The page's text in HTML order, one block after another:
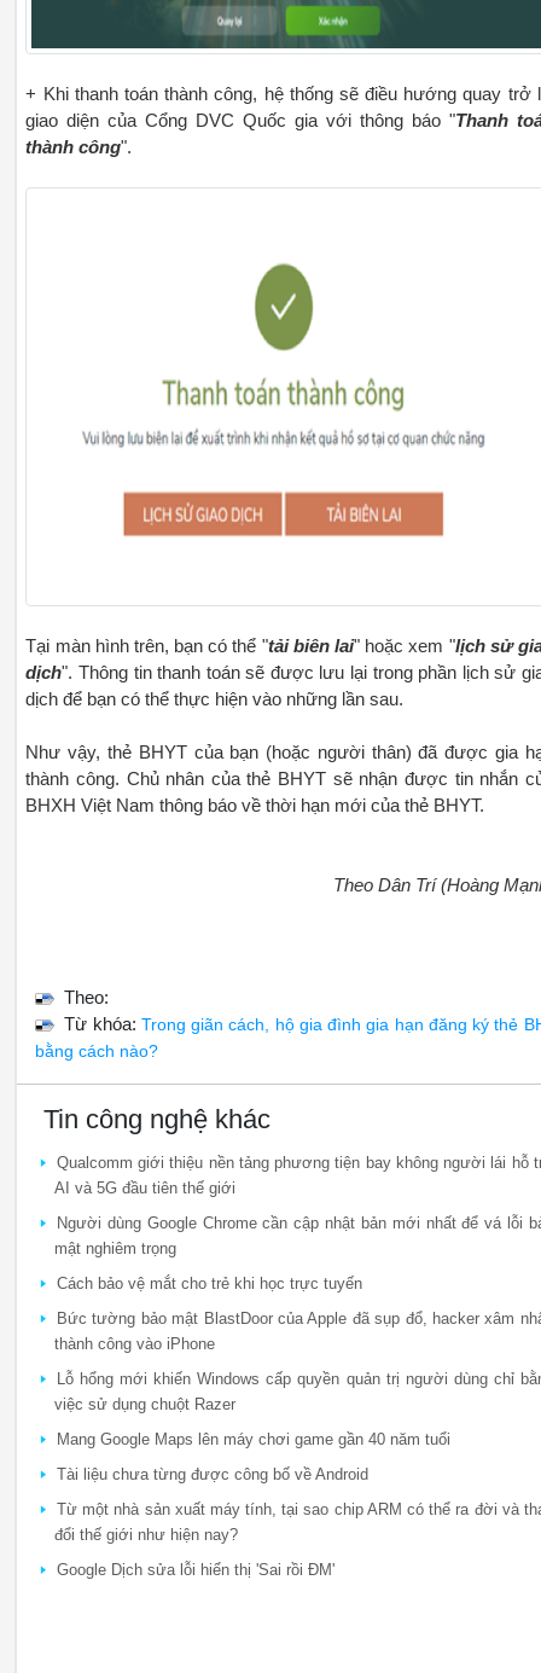
+ Khi thanh toán thành công, hệ thống sẽ điều hướng quay trở
giao diện của Cổng DVC Quốc gia với thông báo "Thanh
thành công".
Tại màn hình trên, bạn có thể "tải biên lai" hoặc xem "lịch sử
dịch". Thông tin thanh toán sẽ được lưu lại trong phần lịch sử
dịch để bạn có thể thực hiện vào những lần sau.
Như vậy, thẻ BHYT của bạn (hoặc người thân) đã được gia
thành công. Chủ nhân của thẻ BHYT sẽ nhận được tin nhắn
BHXH Việt Nam thông báo về thời hạn mới của thẻ BHYT.
Theo Dân Trí (Hoàng
Theo:
Từ khóa: Trong giãn cách, hộ gia đình gia hạn đăng ký thẻ
bằng cách nào?
Tin công nghệ khác
Qualcomm giới thiệu nền tảng phương tiện bay không người lái hỗ
AI và 5G đầu tiên thế giới
Người dùng Google Chrome cần cập nhật bản mới nhất để vá lỗi
mật nghiêm trọng
Cách bảo vệ mắt cho trẻ khi học trực tuyến
Bức tường bảo mật BlastDoor của Apple đã sụp đổ, hacker xâm
thành công vào iPhone
Lỗ hổng mới khiến Windows cấp quyền quản trị người dùng chỉ
việc sử dụng chuột Razer
Mang Google Maps lên máy chơi game gần 40 năm tuổi
Tài liệu chưa từng được công bố về Android
Từ một nhà sản xuất máy tính, tại sao chip ARM có thể ra đời và
đổi thế giới như hiện nay?
Google Dịch sửa lỗi hiển thị 'Sai rồi ĐM'